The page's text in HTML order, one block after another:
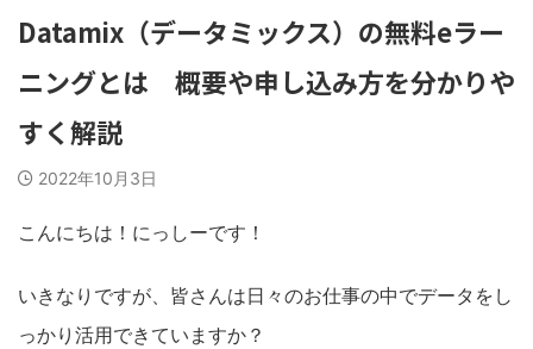
Datamix（データミックス）の無料eラー
ニングとは 概要や申し込み方を分かりや
すく解説
2022年10月3日
こんにちは！にっしーです！
いきなりですが、皆さんは日々のお仕事の中でデータをし
っかり活用できていますか？